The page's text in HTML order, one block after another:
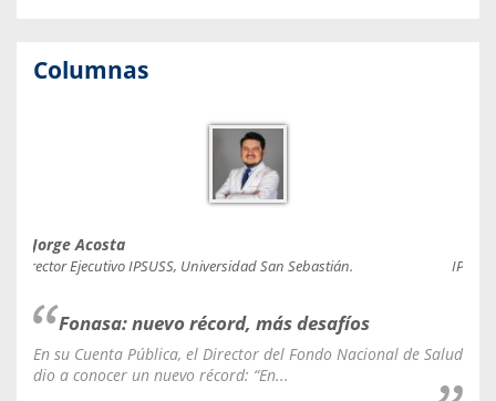
Columnas
Jorge Acosta
Director Ejecutivo IPSUSS, Universidad San Sebastián.
Fonasa: nuevo récord, más desafíos
En su Cuenta Pública, el Director del Fondo Nacional de Salud
dio a conocer un nuevo récord: “En...